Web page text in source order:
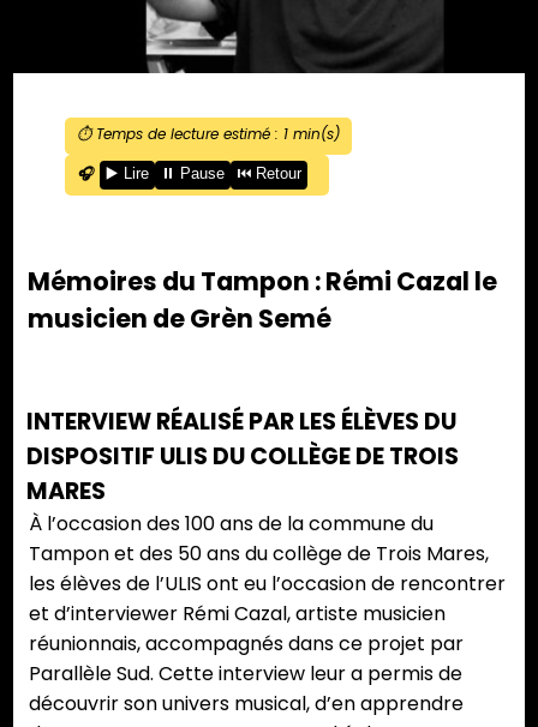
⏱️ Temps de lecture estimé : 1min(s)
🎧
▶️ Lire ⏸️ Pause ⏮️ Retour
Mémoires du Tampon : Rémi Cazal le
musicien de Grèn Semé
INTERVIEW RÉALISÉ PAR LES ÉLÈVES DU
DISPOSITIF ULIS DU COLLÈGE DE TROIS
MARES
À l’occasion des 100 ans de la commune du
Tampon et des 50 ans du collège de Trois Mares,
les élèves de l’ULIS ont eu l’occasion de rencontrer
et d’interviewer Rémi Cazal, artiste musicien
réunionnais, accompagnés dans ce projet par
Parallèle Sud. Cette interview leur a permis de
découvrir son univers musical, d’en apprendre